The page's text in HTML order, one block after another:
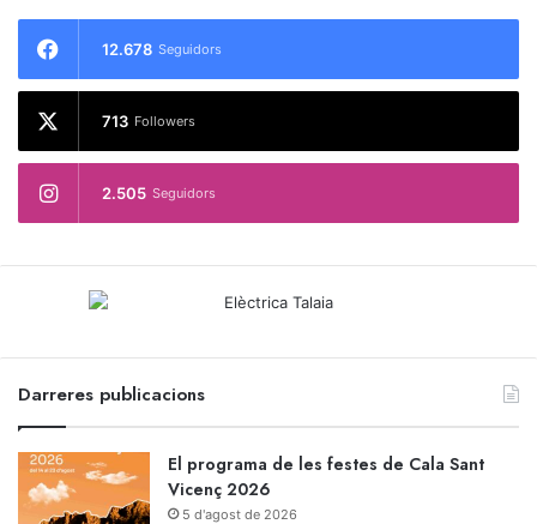
12.678 Seguidors
713 Followers
2.505 Seguidors
Darreres publicacions
El programa de les festes de Cala Sant
Vicenç 2026
5 d'agost de 2026